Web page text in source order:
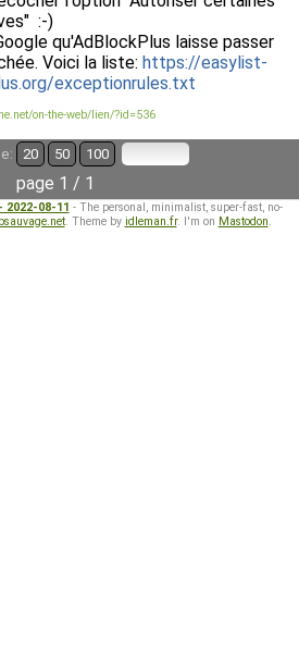
:-)
qu'AdBlockPlus laisse passer
Voici la liste: https://easylist-
exceptionrules.txt
on-the-web/lien/?id=536
20 50 100
page 1 / 1
08-11 - The personal, minimalist, super-fast, no-
. Theme by idleman.fr. I'm on Mastodon.